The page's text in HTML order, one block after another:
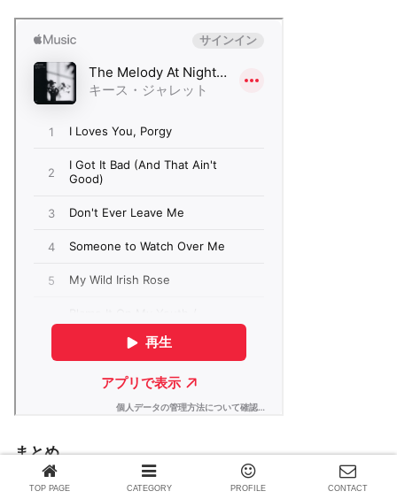
まとめ
以上、ジャズピアノを聴いてみたい人の参考にしてもらえ
TOP PAGE CATEGORY PROFILE CONTACT